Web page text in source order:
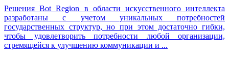
Решения Вot Region в области искусственного интеллекта
разработаны с учетом уникальных потребностей
государственных структур, но при этом достаточно гибки,
чтобы удовлетворить потребности любой организации,
стремящейся к улучшению коммуникации и ...